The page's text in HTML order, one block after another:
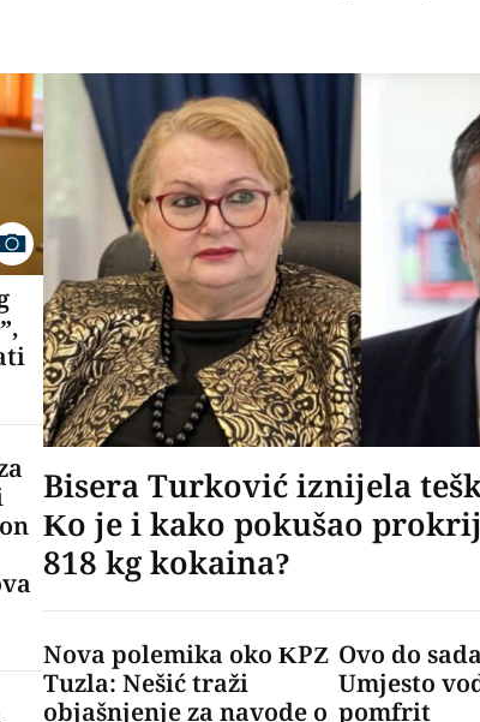
Bisera Turković iznijela
Ko je i kako pokušao
818 kg kokaina?
Nova polemika oko KPZ
Tuzla: Nešić traži
objašnjenje za navode o
Ovo do
Umjesto
pomfrit